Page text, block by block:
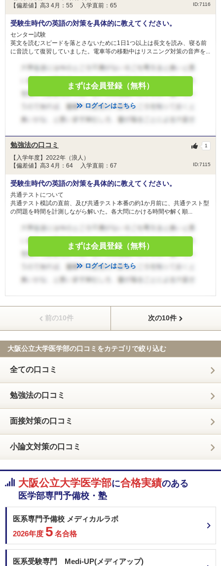
【偏差値】高3 4月：55 入学直前：65
ID:7116
受験生時代の英語の対策を具体的に教えてください。
センター試験
英文を読むスピードを落とさないために1日1つ以上は長文を読み、寝る前
に音読して復習していました。電車等の移動中はリスニング対策の音声を...
まずは会員登録（無料）
ログインはこちら
勉強法の口コミ
【入学年度】2022年（浪人）
【偏差値】高3 4月：64 入学直前：67
ID:7115
1
受験生時代の英語の対策を具体的に教えてください。
共通テストについて
共通テスト模試の直前、及び共通テスト本番の約1か月前に、共通テスト型
の問題を時間を計測しながら解いた。各大問にかける時間や解く順...
まずは会員登録（無料）
ログインはこちら
前の10件 次の10件
大阪公立大学医学部の口コミをカテゴリで絞り込む
全ての口コミ
勉強法の口コミ
面接対策の口コミ
小論文対策の口コミ
大阪公立大学医学部に合格実績のある
医学部専門予備校・塾
医系専門予備校 メディカルラボ
2026年度 5 名合格
医系受験専門 Medi-UP(メディアップ)